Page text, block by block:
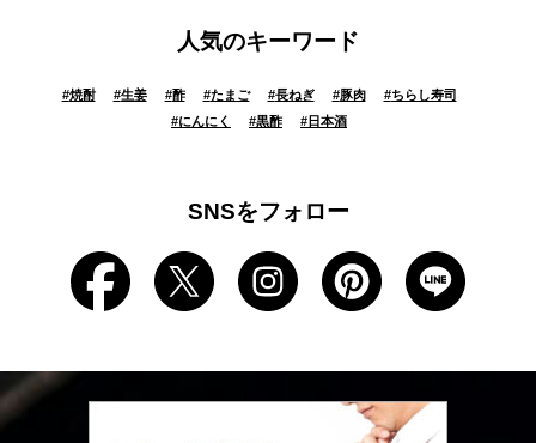
人気のキーワード
#焼酎 #生姜 #酢 #たまご #長ねぎ #豚肉 #ちらし寿司
#にんにく #黒酢 #日本酒
SNSをフォロー